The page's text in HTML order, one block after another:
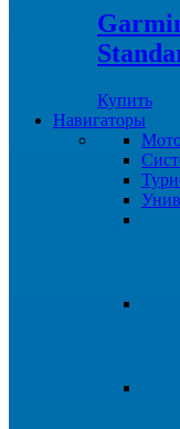
Купить
Навигаторы